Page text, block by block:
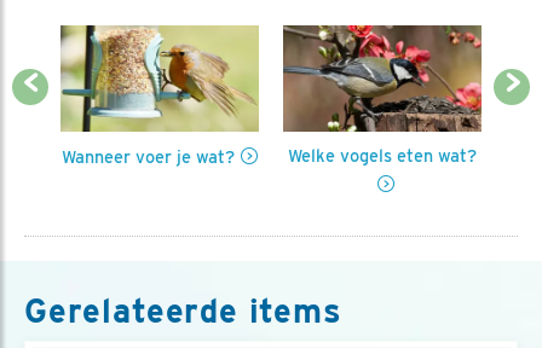
Previous
Wanneer voer je wat? Welke vogels eten wat?
Next
Gerelateerde items